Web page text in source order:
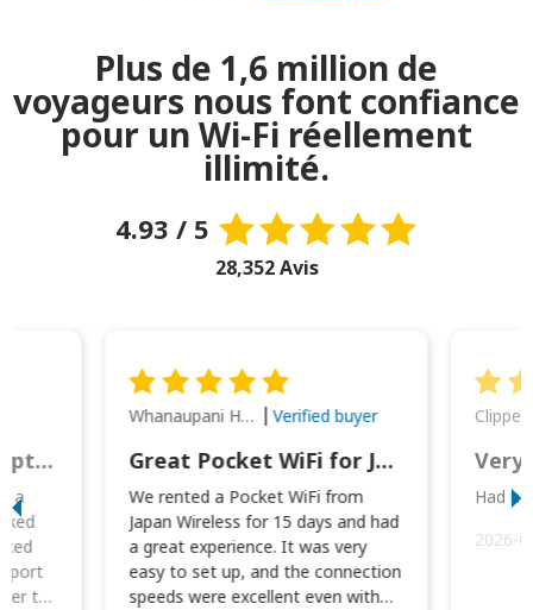
Plus de 1,6 million de
voyageurs nous font confiance
pour un Wi-Fi réellement
illimité.
4.93 / 5
28,352 Avis
This was wonderful option to a family of four. Everything worked smoothly.
a
to
Whanaupani Henry Joseph Macown Verified buyer
Great Pocket WiFi for Japan Travel
We rented a Pocket WiFi from
Japan Wireless for 15 days and had
a great experience. It was very
easy to set up, and the connection
speeds were excellent even with
Very
Had
2026-